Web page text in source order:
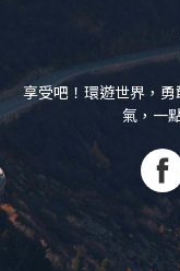
享受吧！環遊世界，
氣，一